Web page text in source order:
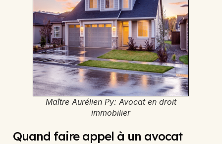
Maître Aurélien Py: Avocat en droit
immobilier
Quand faire appel à un avocat